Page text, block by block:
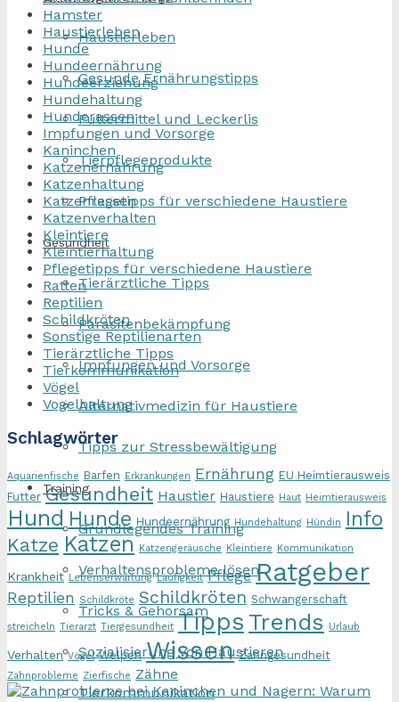
Haustierleben
Gesunde Ernährungstipps
Futtermittel und Leckerlis
Tierpflegeprodukte
Pflegetipps für verschiedene Haustiere
Gesundheit
Tierärztliche Tipps
Parasitenbekämpfung
Impfungen und Vorsorge
Alternativmedizin für Haustiere
Tipps zur Stressbewältigung
Training
Grundlegendes Training
Verhaltensprobleme lösen
Tricks & Gehorsam
Sozialisierung von Haustieren
Tierkommunikation
Hamster
Haustierleben
Hunde
Hundeernährung
Hundeerziehung
Hundehaltung
Hunderassen
Impfungen und Vorsorge
Kaninchen
Katzenernährung
Katzenhaltung
Katzenrassen
Katzenverhalten
Kleintiere
Kleintierhaltung
Pflegetipps für verschiedene Haustiere
Ratten
Reptilien
Schildkröten
Sonstige Reptilienarten
Tierärztliche Tipps
Tierkommunikation
Vögel
Vogelhaltung
Schlagwörter
Aquarienfische Barfen Erkrankungen Ernährung EU Heimtierausweis
Futter Gesundheit Haustier Haustiere Haut Heimtierausweis
Hund Hunde Hundeernährung Hundehaltung Hündin Info
Katze Katzen Katzengeräusche Kleintiere Kommunikation
Krankheit Lebenserwartung Läufigkeit Pflege Ratgeber
Reptilien Schildkröte Schildkröten Schwangerschaft
streicheln Tierarzt Tiergesundheit Tipps Trends Urlaub
Verhalten Vögel Welpen Wissen Zahngesundheit
Zahnprobleme Zierfische Zähne